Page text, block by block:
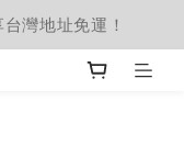
灣地址免運！